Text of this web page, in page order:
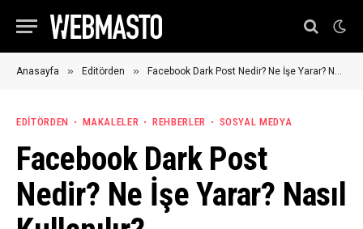
Anasayfa » Editörden » Facebook Dark Post Nedir? Ne İşe Yarar? Nasıl Kullanılır?
EDITÖRDEN MAKALELER REHBERLER SOSYAL MEDYA
Facebook Dark Post
Nedir? Ne İşe Yarar? Nasıl